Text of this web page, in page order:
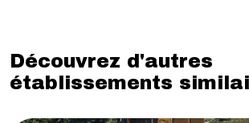
Découvrez d'autres
établissements